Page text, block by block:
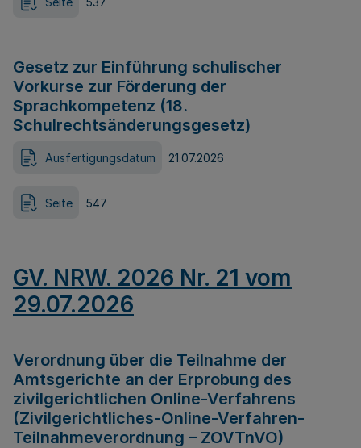
Gesetz zur Einführung schulischer
Vorkurse zur Förderung der
Sprachkompetenz (18.
Schulrechtsänderungsgesetz)
Ausfertigungsdatum 21.07.2026
Seite 547
GV. NRW. 2026 Nr. 21 vom
29.07.2026
Verordnung über die Teilnahme der
Amtsgerichte an der Erprobung des
zivilgerichtlichen Online-Verfahrens
(Zivilgerichtliches-Online-Verfahren-
Teilnahmeverordnung – ZOVTnVO)